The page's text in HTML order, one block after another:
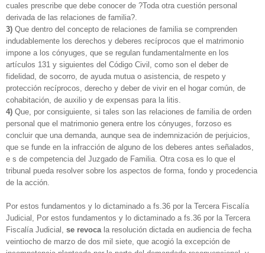
cuales prescribe que debe conocer de ?Toda otra cuestión personal
derivada de las relaciones de familia?.
3) Que dentro del concepto de relaciones de familia se comprenden
indudablemente los derechos y deberes recíprocos que el matrimonio
impone a los cónyuges, que se regulan fundamentalmente en los
artículos 131 y siguientes del Código Civil, como son el deber de
fidelidad, de socorro, de ayuda mutua o asistencia, de respeto y
protección recíprocos, derecho y deber de vivir en el hogar común, de
cohabitación, de auxilio y de expensas para la litis.
4) Que, por consiguiente, si tales son las relaciones de familia de orden
personal que el matrimonio genera entre los cónyuges, forzoso es
concluir que una demanda, aunque sea de indemnización de perjuicios,
que se funde en la infracción de alguno de los deberes antes señalados,
e s de competencia del Juzgado de Familia. Otra cosa es lo que el
tribunal pueda resolver sobre los aspectos de forma, fondo y procedencia
de la acción.
Por estos fundamentos y lo dictaminado a fs.36 por la Tercera Fiscalía
Judicial, Por estos fundamentos y lo dictaminado a fs.36 por la Tercera
Fiscalía Judicial, se revoca la resolución dictada en audiencia de fecha
veintiocho de marzo de dos mil siete, que acogió la excepción de